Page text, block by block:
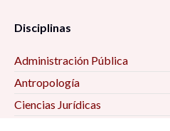
Disciplinas
Administración Pública
Antropología
Ciencias Jurídicas